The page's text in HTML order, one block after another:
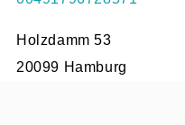
Holzdamm 53
20099 Hamburg